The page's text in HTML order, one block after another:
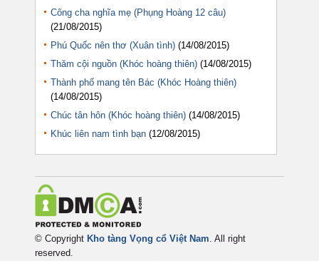
Công cha nghĩa mẹ (Phụng Hoàng 12 câu)
(21/08/2015)
Phú Quốc nên thơ (Xuân tình) (14/08/2015)
Thăm cội nguồn (Khóc hoàng thiên) (14/08/2015)
Thành phố mang tên Bác (Khóc Hoàng thiên)
(14/08/2015)
Chúc tân hôn (Khóc hoàng thiên) (14/08/2015)
Khúc liên nam tình bạn (12/08/2015)
© Copyright Kho tàng Vọng cổ Việt Nam. All right
reserved.